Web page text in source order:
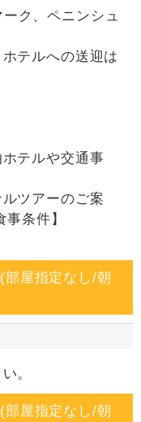
ク、ペニンシュ
テルへの送迎は
テルや交通事
ツアーのご案
条件】
部屋指定なし/朝
。
部屋指定なし/朝